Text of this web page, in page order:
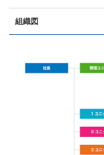
組織図